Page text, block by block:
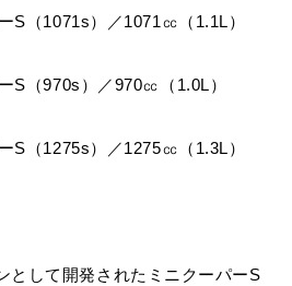
S（1071s）／1071㏄（1.1L）
S（970s）／970㏄（1.0L）
S（1275s）／1275㏄（1.3L）
として開発されたミニクーパーS